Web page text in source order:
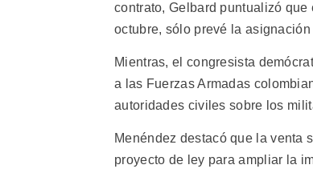
contrato, Gelbard puntualizó
octubre, sólo prevé la
Mientras, el congresista
a las Fuerzas Armadas
autoridades civiles sobre los
Menéndez destacó que la venta
proyecto de ley para ampliar la